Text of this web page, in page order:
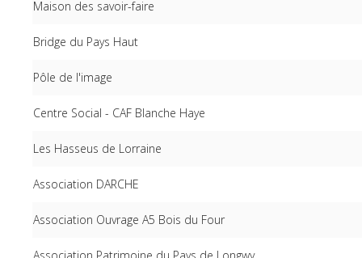
Maison des savoir-faire
Bridge du Pays Haut
Pôle de l'image
Centre Social - CAF Blanche Haye
Les Hasseus de Lorraine
Association DARCHE
Association Ouvrage A5 Bois du Four